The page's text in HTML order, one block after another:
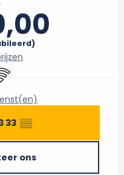
33 ▒▒
ons